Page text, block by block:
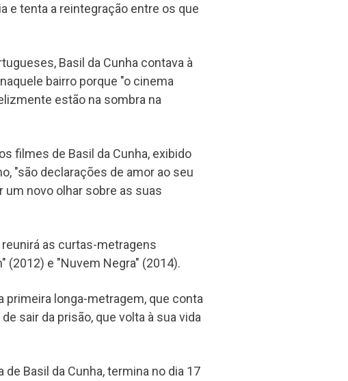
e tenta a reintegração entre os que
Basil da Cunha contava à
bairro porque "o cinema
estão na sombra na
filmes de Basil da Cunha, exibido
"são declarações de amor ao seu
um novo olhar sobre as suas
as curtas-metragens
(2012) e "Nuvem Negra" (2014).
primeira longa-metragem, que conta
sair da prisão, que volta à sua vida
Basil da Cunha, termina no dia 17